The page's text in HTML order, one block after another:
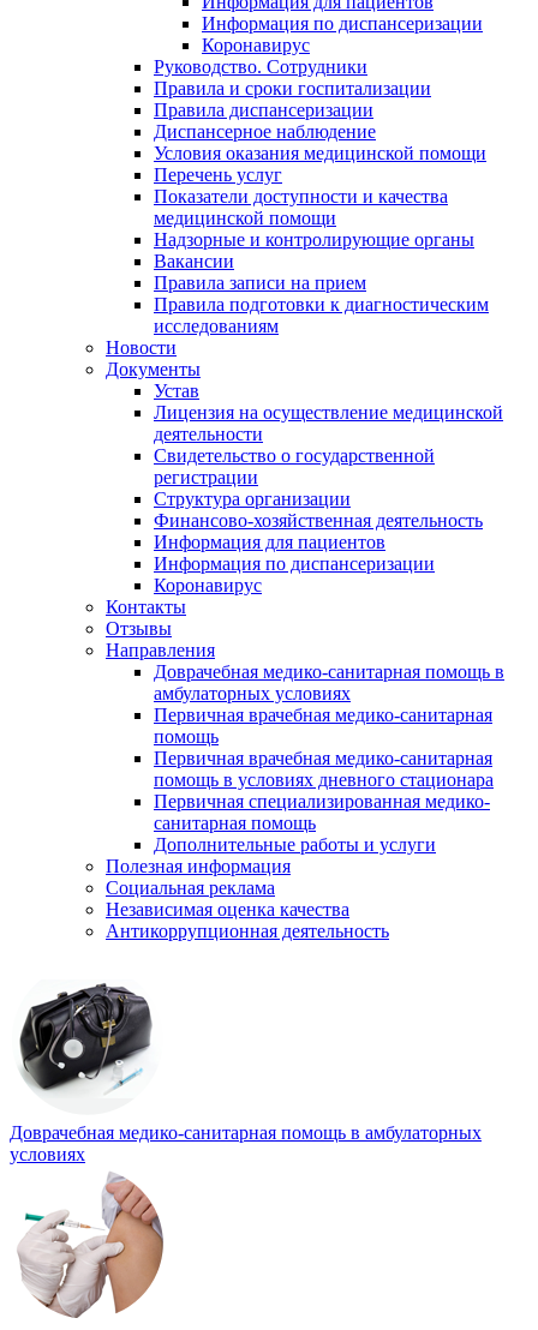
Информация по диспансеризации
Коронавирус
Руководство. Сотрудники
Правила и сроки госпитализации
Правила диспансеризации
Диспансерное наблюдение
Условия оказания медицинской помощи
Перечень услуг
Показатели доступности и качества
медицинской помощи
Надзорные и контролирующие органы
Вакансии
Правила записи на прием
Правила подготовки к диагностическим
исследованиям
Новости
Документы
Устав
Лицензия на осуществление медицинской
деятельности
Свидетельство о государственной
регистрации
Структура организации
Финансово-хозяйственная деятельность
Информация для пациентов
Информация по диспансеризации
Коронавирус
Контакты
Отзывы
Направления
Доврачебная медико-санитарная помощь в
амбулаторных условиях
Первичная врачебная медико-санитарная
помощь
Первичная врачебная медико-санитарная
помощь в условиях дневного стационара
Первичная специализированная медико-
санитарная помощь
Дополнительные работы и услуги
Полезная информация
Социальная реклама
Независимая оценка качества
Антикоррупционная деятельность
Доврачебная медико-санитарная помощь в амбулаторных
условиях